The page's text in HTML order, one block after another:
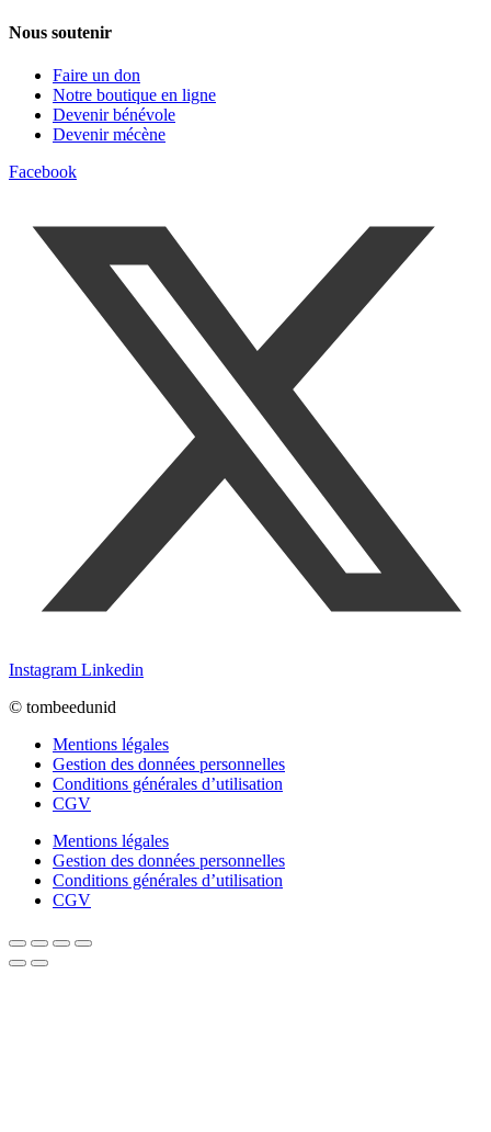
Nous soutenir
Faire un don
Notre boutique en ligne
Devenir bénévole
Devenir mécène
Facebook
Instagram Linkedin
© tombeedunid
Mentions légales
Gestion des données personnelles
Conditions générales d’utilisation
CGV
Mentions légales
Gestion des données personnelles
Conditions générales d’utilisation
CGV